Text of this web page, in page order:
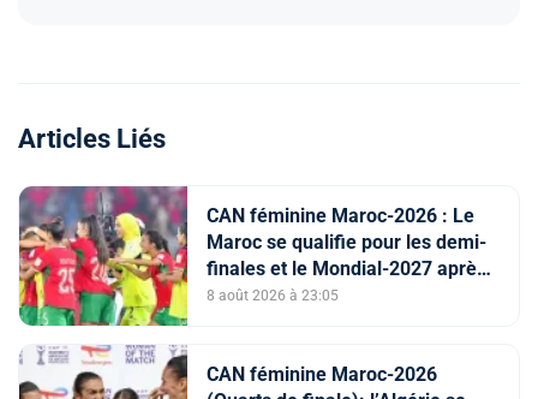
Articles Liés
CAN féminine Maroc-2026 : Le
Maroc se qualifie pour les demi-
finales et le Mondial-2027 après
sa victoire face à l’Afrique du Sud
8 août 2026 à 23:05
CAN féminine Maroc-2026